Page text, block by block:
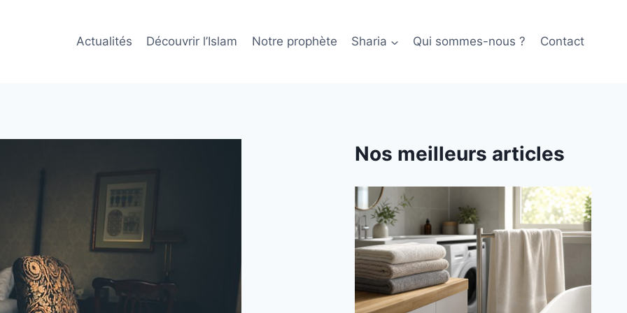
Actualités Découvrir l’Islam Notre prophète Sharia Qui sommes-nous ? Contact
Nos meilleurs articles